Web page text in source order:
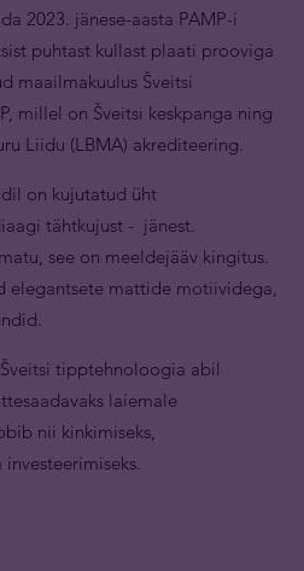
2023. jänese-aasta PAMP-i
puhtast kullast plaati prooviga
maailmakuulus Šveitsi
millel on Šveitsi keskpanga ning
Liidu (LBMA) akrediteering.
on kujutatud üht
tähtkujust - jänest.
see on meeldejääv kingitus.
elegantsete mattide motiividega,
tipptehnoloogia abil
laiemale
nii kinkimiseks,